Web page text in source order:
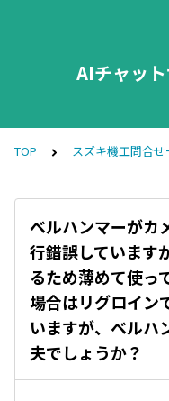
AIチャッ
TOP スズキ機工問合せ
ベルハンマーがカ
行錯誤しています
るため薄めて使っ
場合はリグロイン
いますが、ベルハ
夫でしょうか？